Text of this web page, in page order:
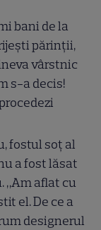
bani de la
părinții,
vârstnic
s-a decis!
fostul soț al
a fost lăsat
„Am aflat cu
el. De ce a
designerul